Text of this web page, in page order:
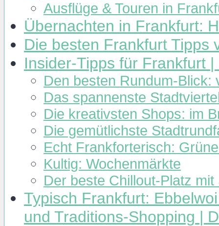
Ausflüge & Touren in
Übernachten in Frankfurt:
Die besten Frankfurt Tipps
Insider-Tipps für Frankfurt
Den besten Rundum-Blick:
Das spannenste
Die kreativsten Shops: im
Die gemütlichste
Echt Frankforterisch:
Kultig: Wochenmärkte
Der beste Chillout-Platz
Typisch Frankfurt:
und Traditions-Shopping |